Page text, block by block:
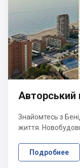
Авторський
Знайомтесь з
життя. Новобудови
Подробнее